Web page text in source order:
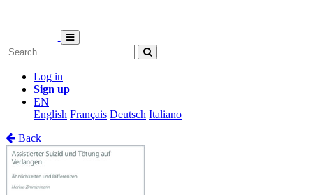
Log in
Sign up
EN
English Français Deutsch Italiano
Back